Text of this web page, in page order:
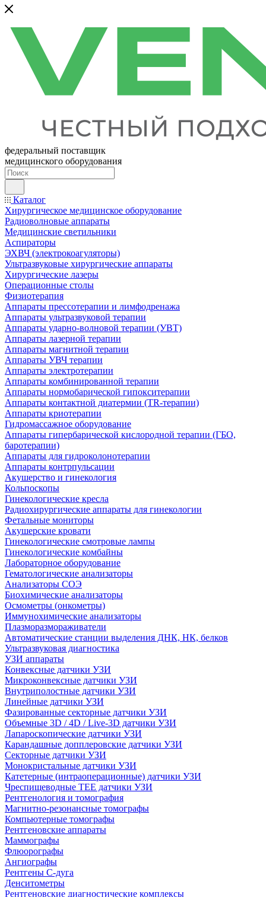
федеральный поставщик
медицинского оборудования
Каталог
Хирургическое медицинское оборудование
Радиоволновые аппараты
Медицинские светильники
Аспираторы
ЭХВЧ (электрокоагуляторы)
Ультразвуковые хирургические аппараты
Хирургические лазеры
Операционные столы
Физиотерапия
Аппараты прессотерапии и лимфодренажа
Аппараты ультразвуковой терапии
Аппараты ударно-волновой терапии (УВТ)
Аппараты лазерной терапии
Аппараты магнитной терапии
Аппараты УВЧ терапии
Аппараты электротерапии
Аппараты комбинированной терапии
Аппараты нормобарической гипокситерапии
Аппараты контактной диатермии (TR-терапии)
Аппараты криотерапии
Гидромассажное оборудование
Аппараты гипербарической кислородной терапии (ГБО,
баротерапии)
Аппараты для гидроколонотерапии
Аппараты контрпульсации
Акушерство и гинекология
Кольпоскопы
Гинекологические кресла
Радиохирургические аппараты для гинекологии
Фетальные мониторы
Акушерские кровати
Гинекологические смотровые лампы
Гинекологические комбайны
Лабораторное оборудование
Гематологические анализаторы
Анализаторы СОЭ
Биохимические анализаторы
Осмометры (онкометры)
Иммунохимические анализаторы
Плазморазмораживатели
Автоматические станции выделения ДНК, НК, белков
Ультразвуковая диагностика
УЗИ аппараты
Конвексные датчики УЗИ
Микроконвексные датчики УЗИ
Внутриполостные датчики УЗИ
Линейные датчики УЗИ
Фазированные секторные датчики УЗИ
Объемные 3D / 4D / Live-3D датчики УЗИ
Лапароскопические датчики УЗИ
Карандашные допплеровские датчики УЗИ
Секторные датчики УЗИ
Монокристальные датчики УЗИ
Катетерные (интраоперационные) датчики УЗИ
Чреспищеводные TEE датчики УЗИ
Рентгенология и томография
Магнитно-резонансные томографы
Компьютерные томографы
Рентгеновские аппараты
Маммографы
Флюорографы
Ангиографы
Рентгены С-дуга
Денситометры
Рентгеновские диагностические комплексы